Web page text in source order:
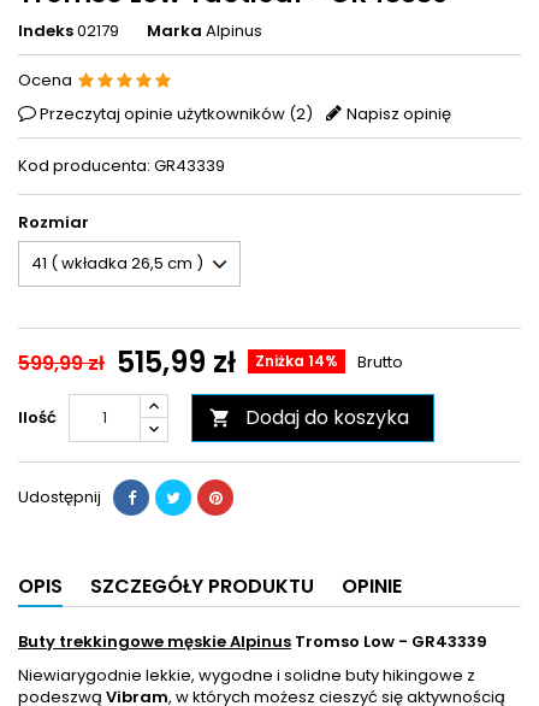
Indeks02179 Marka Alpinus
Ocena
Przeczytaj opinie użytkowników (2) Napisz opinię
Kod producenta: GR43339
Rozmiar
599,99 zł 515,99 zł Zniżka 14% Brutto
Ilość  Dodaj do koszyka
Udostępnij
OPIS SZCZEGÓŁY PRODUKTU OPINIE
Buty trekkingowe męskie Alpinus Tromso Low - GR43339
Niewiarygodnie lekkie, wygodne i solidne buty hikingowe z
podeszwą Vibram, w których możesz cieszyć się aktywnością